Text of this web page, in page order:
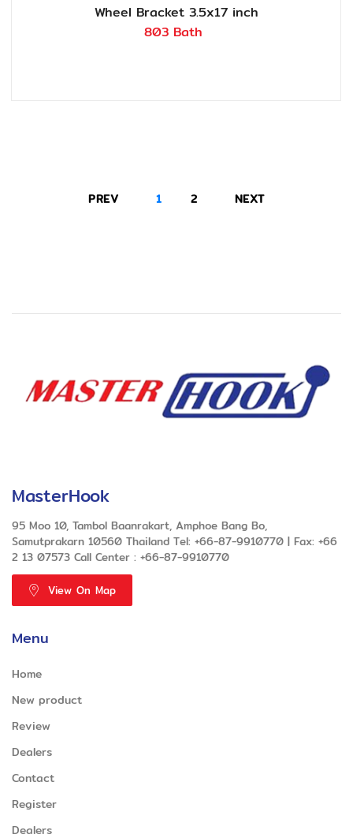
Wheel Bracket 3.5x17 inch
803 Bath
PREV 1 2 NEXT
MasterHook
95 Moo 10, Tambol Baanrakart, Amphoe Bang Bo,
Samutprakarn 10560 Thailand Tel: +66-87-9910770 | Fax: +66
2 13 07573 Call Center : +66-87-9910770
View On Map
Menu
Home
New product
Review
Dealers
Contact
Register
Dealers